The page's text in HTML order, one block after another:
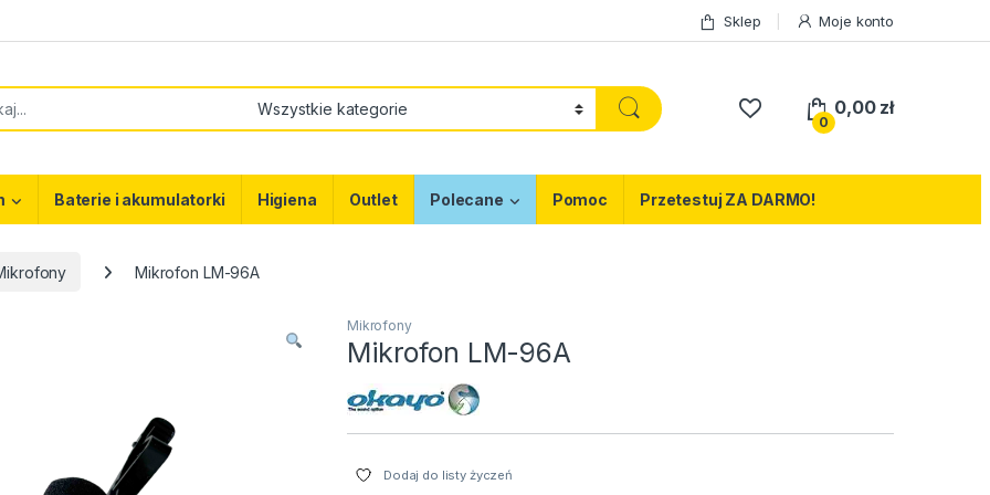
Sklep Moje konto
0
0,00 zł
Baterie i akumulatorki Higiena Outlet Polecane Pomoc Przetestuj ZA DARMO!
Mikrofon LM-96A
Mikrofony
Mikrofon LM-96A
Dodaj do listy życzeń